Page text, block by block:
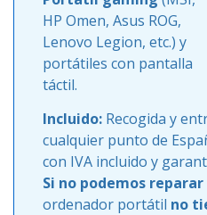
HP Omen, Asus ROG,
Lenovo Legion, etc.) y
portátiles con pantalla
táctil.
Incluido: Recogida y
cualquier punto de
con IVA incluido y
Si no podemos reparar
ordenador portátil no